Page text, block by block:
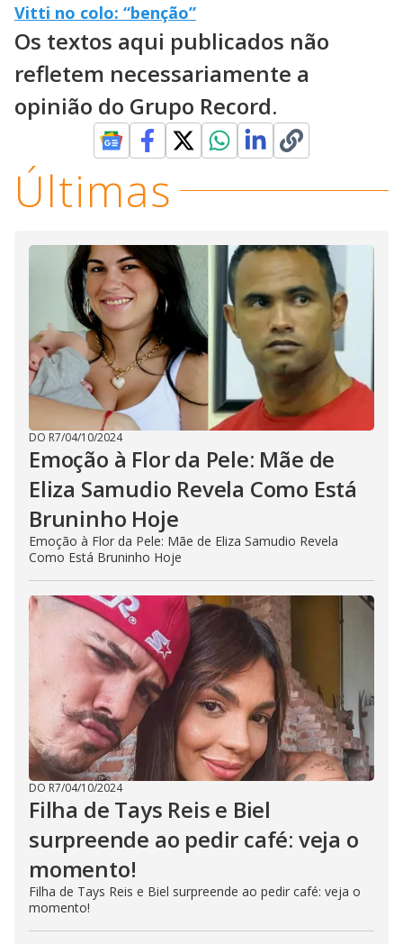
Vitti no colo: “benção”
Os textos aqui publicados não
refletem necessariamente a
opinião do Grupo Record.
Últimas
DO R7/04/10/2024
Emoção à Flor da Pele: Mãe de
Eliza Samudio Revela Como Está
Bruninho Hoje
Emoção à Flor da Pele: Mãe de Eliza Samudio Revela
Como Está Bruninho Hoje
DO R7/04/10/2024
Filha de Tays Reis e Biel
surpreende ao pedir café: veja o
momento!
Filha de Tays Reis e Biel surpreende ao pedir café: veja o
momento!